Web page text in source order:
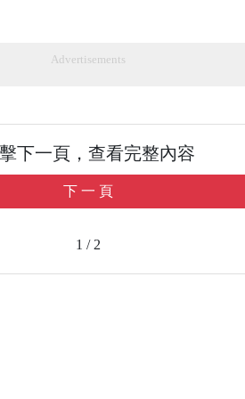
Advertisements
下一頁，查看完整內容
下 一 頁
1 / 2